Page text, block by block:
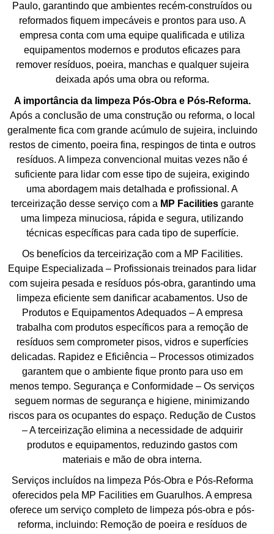
Paulo, garantindo que ambientes recém-construídos ou
reformados fiquem impecáveis e prontos para uso. A
empresa conta com uma equipe qualificada e utiliza
equipamentos modernos e produtos eficazes para
remover resíduos, poeira, manchas e qualquer sujeira
deixada após uma obra ou reforma.
A importância da limpeza Pós-Obra e Pós-Reforma.
Após a conclusão de uma construção ou reforma, o local
geralmente fica com grande acúmulo de sujeira, incluindo
restos de cimento, poeira fina, respingos de tinta e outros
resíduos. A limpeza convencional muitas vezes não é
suficiente para lidar com esse tipo de sujeira, exigindo
uma abordagem mais detalhada e profissional. A
terceirização desse serviço com a MP Facilitiesgarante
uma limpeza minuciosa, rápida e segura, utilizando
técnicas específicas para cada tipo de superfície.
Os benefícios da terceirização com a MP Facilities.
Equipe Especializada – Profissionais treinados para lidar
com sujeira pesada e resíduos pós-obra, garantindo uma
limpeza eficiente sem danificar acabamentos. Uso de
Produtos e Equipamentos Adequados – A empresa
trabalha com produtos específicos para a remoção de
resíduos sem comprometer pisos, vidros e superfícies
delicadas. Rapidez e Eficiência – Processos otimizados
garantem que o ambiente fique pronto para uso em
menos tempo. Segurança e Conformidade – Os serviços
seguem normas de segurança e higiene, minimizando
riscos para os ocupantes do espaço. Redução de Custos
– A terceirização elimina a necessidade de adquirir
produtos e equipamentos, reduzindo gastos com
materiais e mão de obra interna.
Serviços incluídos na limpeza Pós-Obra e Pós-Reforma
oferecidos pela MP Facilities em Guarulhos. A empresa
oferece um serviço completo de limpeza pós-obra e pós-
reforma, incluindo: Remoção de poeira e resíduos de